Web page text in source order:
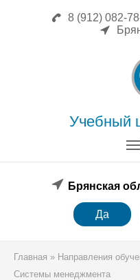
Учебный
8 (912) 082-
Брянская
Да
Главная » Направления
Системы менеджмента
Повышение
Профессиональная
Форма заявки
Образец диплома
Аттестация
Системы менеджмента
Реквизиты
Координаты